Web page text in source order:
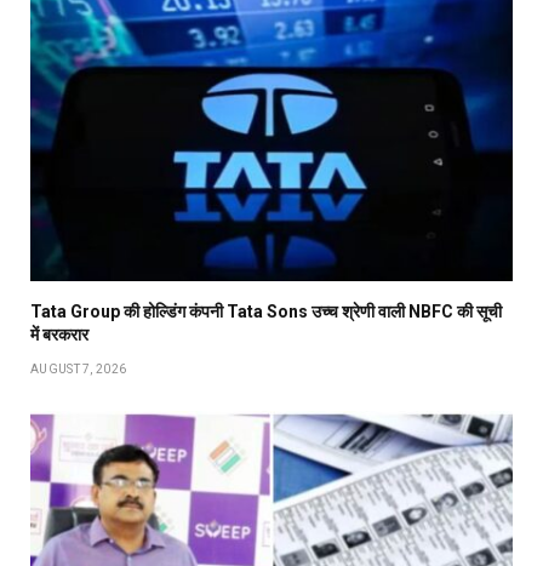
Tata Group की होल्डिंग कंपनी Tata Sons उच्च श्रेणी वाली NBFC की सूची
में बरकरार
AUGUST 7, 2026